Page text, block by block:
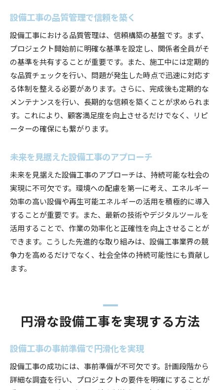
設備工事の円滑化でプロジェクト成功
プロジェクト管理がもたらす設備工事の円滑化
イノベーションで設備工事を進化させる
設備工事の成功事例に学ぶ円滑化の秘訣
リスク管理で設備工事の成功を確保
設備工事におけるチームワークの重要性
設備工事の持続可能な進行を目指す
設備工事の品質管理で信頼を築く
設備工事における品質管理は、信頼構築の基盤です。まず、
プロジェクト開始前に明確な基準を設定し、関係者全員がそ
の基準を共有することが重要です。また、施工中には定期的
な品質チェックを行い、問題が発生した時点で迅速に対応す
る体制を整える必要があります。さらに、完成後も定期的な
メンテナンスを行い、長期的な信頼を築くことが求められま
す。これにより、顧客満足度を向上させるだけでなく、リピ
ーターの確保にも繋がります。
未来を見据えた設備工事のアプローチ
未来を見据えた設備工事のアプローチは、持続可能な社会の
実現に不可欠です。環境への配慮を第一に考え、エネルギー
効率の高い設備や再生可能エネルギーの活用を積極的に導入
することが重要です。また、最新の技術やデジタルツールを
活用することで、作業の効率化と正確性を向上させることが
できます。こうした先進的な取り組みは、設備工事業界の競
争力を高めるだけでなく、社会全体の持続可能性にも貢献し
ます。
円滑な設備工事を実現する方法
設備工事の事前準備で円滑化を実現
設備工事の成功には、事前準備が不可欠です。計画段階から
詳細な調査を行い、プロジェクトの要件を明確にすることが